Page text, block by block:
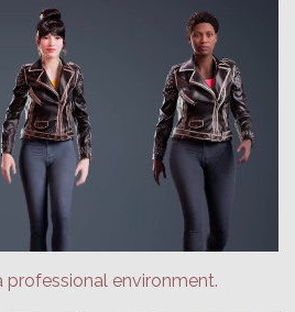
professional environment.